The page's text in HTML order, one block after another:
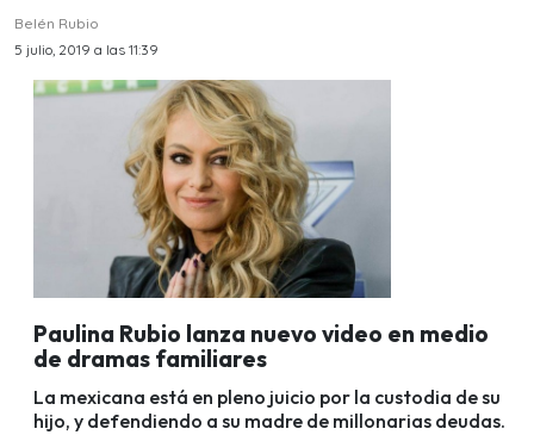
Belén Rubio
5 julio, 2019 a las 11:39
Paulina Rubio lanza nuevo video en medio
de dramas familiares
La mexicana está en pleno juicio por la custodia de su
hijo, y defendiendo a su madre de millonarias deudas.